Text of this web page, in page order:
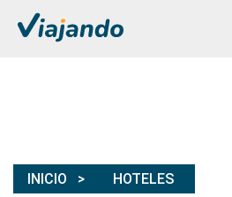
INICIO HOTELES